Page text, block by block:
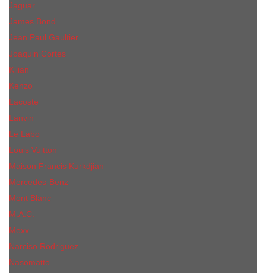
Jaguar
James Bond
Jean Paul Gaultier
Joaquin Сortes
Kilian
Kenzo
Lacoste
Lanvin
Le Labo
Louis Vuitton
Maison Francis Kurkdjian
Mercedes-Benz
Mont Blanc
M.А.C.
Mexx
Narciso Rodriguez
Nasomatto